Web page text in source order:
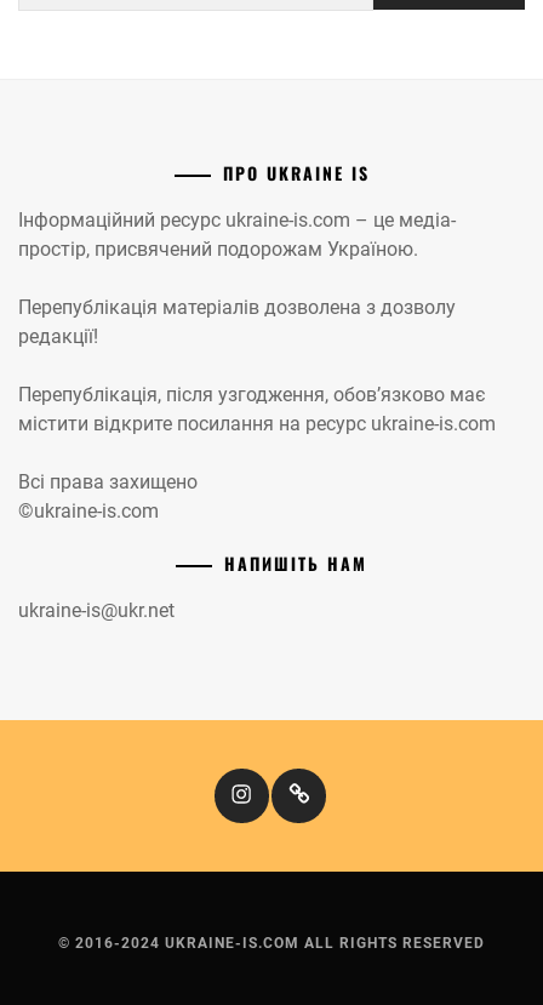
ПРО UKRAINE IS
Інформаційний ресурс ukraine-is.com – це медіа-
простір, присвячений подорожам Україною.
Перепублікація матеріалів дозволена з дозволу
редакції!
Перепублікація, після узгодження, обов’язково має
містити відкрите посилання на ресурс ukraine-is.com
Всі права захищено
©ukraine-is.com
НАПИШІТЬ НАМ
ukraine-is@ukr.net
InstagramКіномандри
© 2016-2024 UKRAINE-IS.COM ALL RIGHTS RESERVED